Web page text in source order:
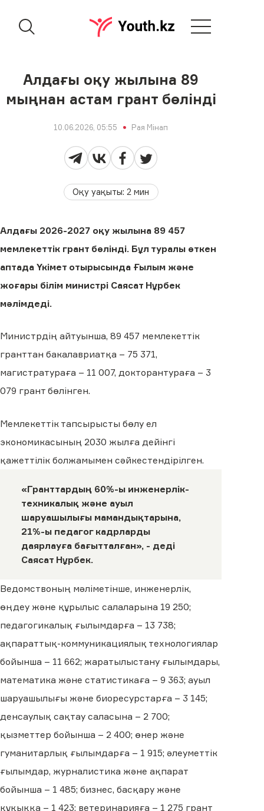
Алдағы оқу жылына 89
мыңнан астам грант бөлінді
10.06.2026, 05:55 Рая Мінап
Оқу уақыты:2 мин
Алдағы 2026-2027 оқу жылына 89 457
мемлекеттік грант бөлінді. Бұл туралы өткен
аптада Үкімет отырысында Ғылым және
жоғары білім министрі Саясат Нұрбек
мәлімдеді.
Министрдің айтуынша, 89 457 мемлекеттік
гранттан бакалавриатқа – 75 371,
магистратураға – 11 007, докторантураға – 3
079 грант бөлінген.
Мемлекеттік тапсырысты бөлу ел
экономикасының 2030 жылға дейінгі
қажеттілік болжамымен сәйкестендірілген.
«Гранттардың 60%-ы инженерлік-
техникалық және ауыл
шаруашылығы мамандықтарына,
21%-ы педагог кадрларды
даярлауға бағытталған», - деді
Саясат Нұрбек.
Ведомствоның мәліметінше, инженерлік,
өңдеу және құрылыс салаларына 19 250;
педагогикалық ғылымдарға – 13 738;
ақпараттық-коммуникациялық технологиялар
бойынша – 11 662; жаратылыстану ғылымдары,
математика және статистикаға – 9 363; ауыл
шаруашылығы және биоресурстарға – 3 145;
денсаулық сақтау саласына – 2 700;
қызметтер бойынша – 2 400; өнер және
гуманитарлық ғылымдарға – 1 915; әлеуметтік
ғылымдар, журналистика және ақпарат
бойынша – 1 485; бизнес, басқару және
құқыққа – 1 423; ветеринарияға – 1 275 грант